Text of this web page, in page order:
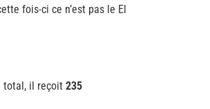
fois-ci ce n’est pas le El
total, il reçoit 235